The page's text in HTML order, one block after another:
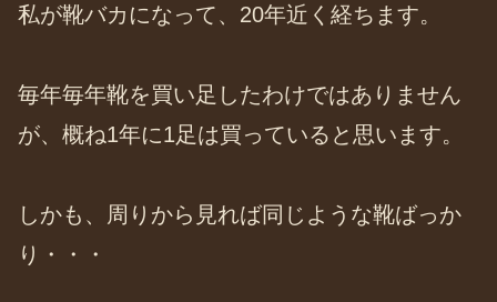
私が靴バカになって、20年近く経ちます。
毎年毎年靴を買い足したわけではありません
が、概ね1年に1足は買っていると思います。
しかも、周りから見れば同じような靴ばっか
り・・・